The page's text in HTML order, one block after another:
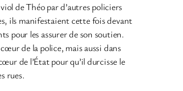
de Théo par d’autres policiers
ils manifestaient cette fois devant
pour les assurer de son soutien.
de la police, mais aussi dans
de l’État pour qu’il durcisse le
rues.